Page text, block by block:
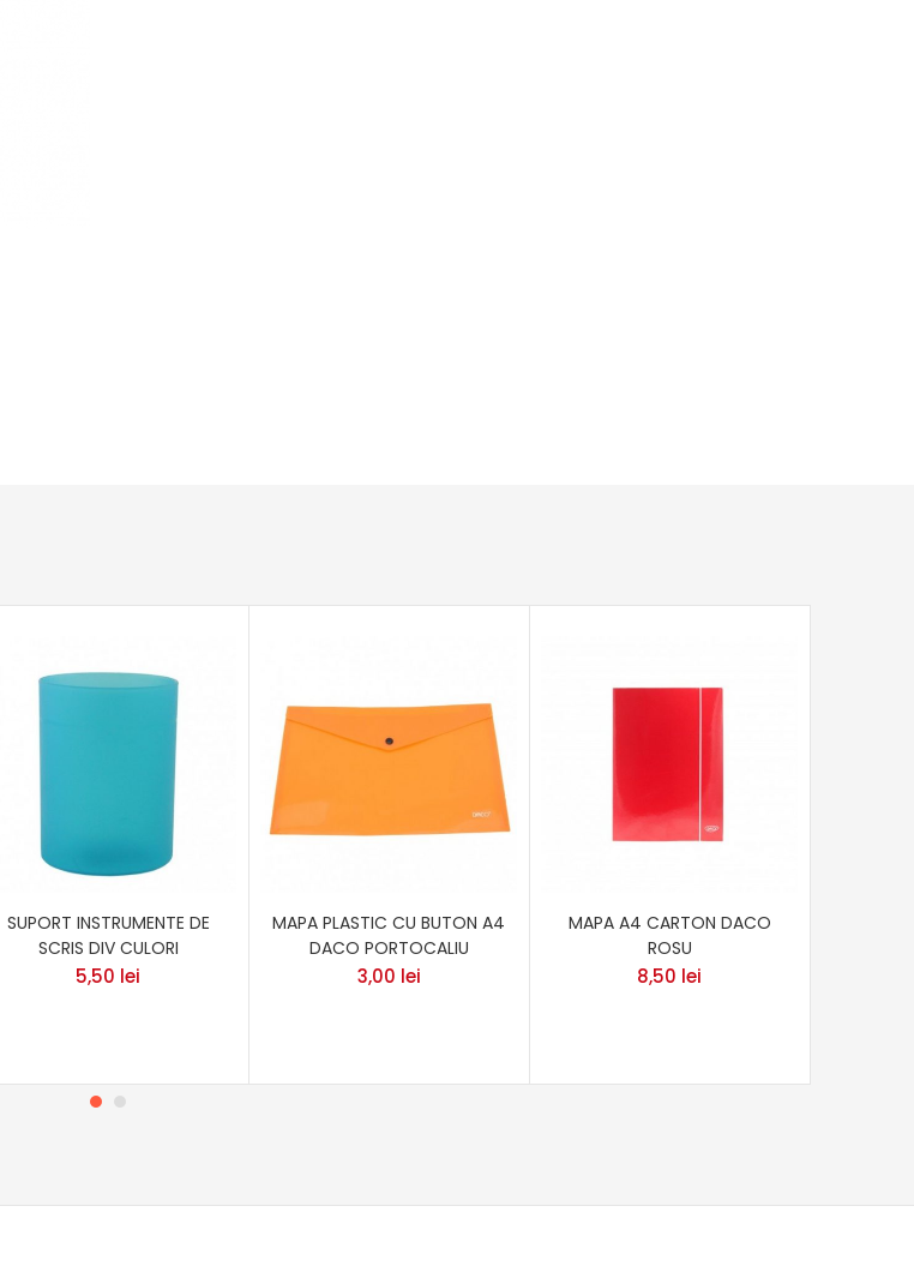
SUPORT INSTRUMENTE DE
SCRIS DIV CULORI
5,50 lei
MAPA PLASTIC CU BUTON A4
DACO PORTOCALIU
3,00 lei
MAPA A4 CARTON DACO
ROSU
8,50 lei